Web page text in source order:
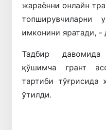
жараённи онлайн
топширувчиларни
имконини яратади, -
Тадбир
қўшимча грант
тартиби тўғрисида
ўтилди.